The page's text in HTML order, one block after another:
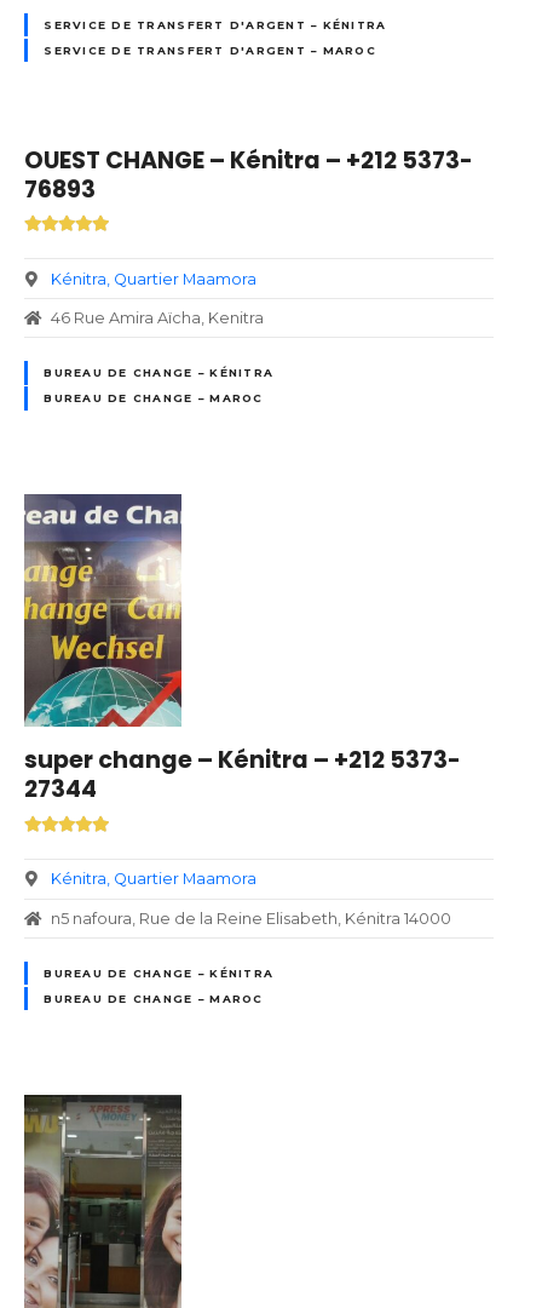
SERVICE DE TRANSFERT D'ARGENT – KÉNITRA
SERVICE DE TRANSFERT D'ARGENT – MAROC
OUEST CHANGE – Kénitra – +212 5373-
76893
Kénitra Quartier Maamora
46 Rue Amira Aïcha, Kenitra
BUREAU DE CHANGE – KÉNITRA
BUREAU DE CHANGE – MAROC
super change – Kénitra – +212 5373-
27344
Kénitra Quartier Maamora
n5 nafoura, Rue de la Reine Elisabeth, Kénitra 14000
BUREAU DE CHANGE – KÉNITRA
BUREAU DE CHANGE – MAROC